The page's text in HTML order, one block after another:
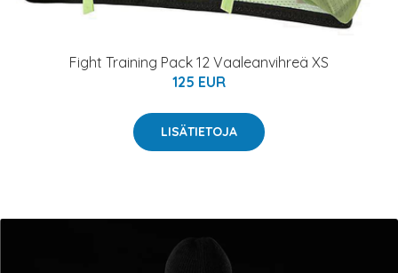
Fight Training Pack 12 Vaaleanvihreä XS
125 EUR
LISÄTIETOJA